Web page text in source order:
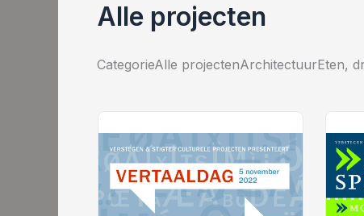
Alle projecten
CategorieAlle projectenArchitectuurEten,